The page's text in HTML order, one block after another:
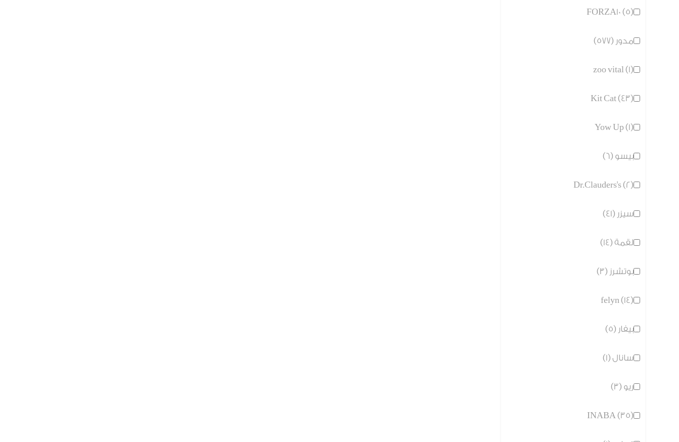
FORZA10 (5)
مدور (577)
zoo vital (1)
Kit Cat (43)
Yow Up (1)
بيسو (6)
Dr.Clauders's (2)
سيزر (41)
لقمة (14)
بوتشرز (3)
felyn (14)
بيفار (5)
سانال (1)
ريو (3)
INABA (35)